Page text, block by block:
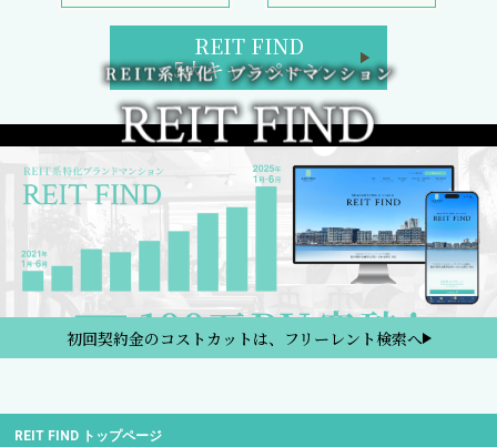
REIT FIND
5大キャンペーン
初回契約金のコストカットは、フリーレント検索へ
REIT FIND トップページ